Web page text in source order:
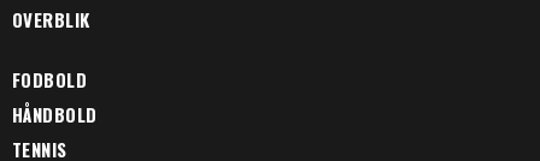
OVERBLIK
FODBOLD
HÅNDBOLD
TENNIS